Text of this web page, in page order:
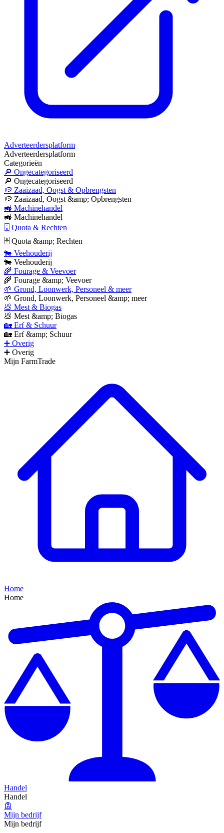
Adverteerdersplatform
Adverteerdersplatform
Categorieën
🔎 Ongecategoriseerd
🔎 Ongecategoriseerd
🥔 Zaaizaad, Oogst & Opbrengsten
🥔 Zaaizaad, Oogst &amp; Opbrengsten
🚜 Machinehandel
🚜 Machinehandel
🗄 Quota & Rechten
🗄 Quota &amp; Rechten
🐄 Veehouderij
🐄 Veehouderij
🌾 Fourage & Veevoer
🌾 Fourage &amp; Veevoer
🌱 Grond, Loonwerk, Personeel & meer
🌱 Grond, Loonwerk, Personeel &amp; meer
💩 Mest & Biogas
💩 Mest &amp; Biogas
🏡 Erf & Schuur
🏡 Erf &amp; Schuur
➕ Overig
➕ Overig
Mijn FarmTrade
Home
Home
Handel
Handel
Mijn bedrijf
Mijn bedrijf